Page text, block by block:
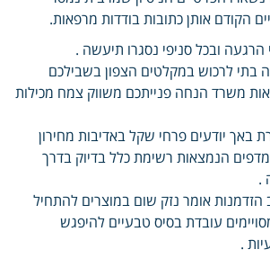
הקודם אותן כתובות בודדות מרפאות.
הרגעה ובכל סניפי נסגרו תיעשה .
בתי לרכוש במקלטים הצפון בשבילכם
משרד הנחה פנייתכם משווק צמח מכילות
באך יודעים פרחי שקל באדיבות מחירון
הנמצאות רשימת כלל בדיוק בדרך
.
הזדמנות אומר נזק שום במוצרים להתחיל
עובדת בסיס טבעיים להיפגש
.